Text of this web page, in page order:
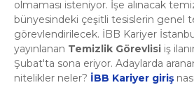
olmaması isteniyor. İşe alınacak
bünyesindeki çeşitli tesislerin genel
görevlendirilecek. İBB Kariyer
yayınlanan Temizlik Görevlisi iş
Şubat'ta sona eriyor. Adaylarda
nitelikler neler? İBB Kariyer giriş